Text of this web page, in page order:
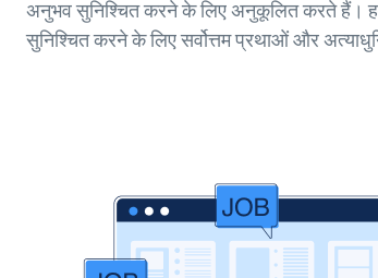
अनुभव सुनिश्चित करने के लिए अनुकूलित करते हैं।
सुनिश्चित करने के लिए सर्वोत्तम प्रथाओं और